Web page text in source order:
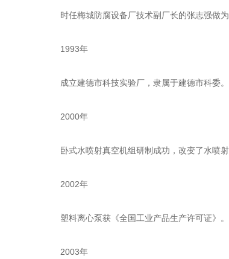
时任梅城防腐设备厂技术副厂长的张志强做为
1993年
成立建德市科技实验厂，隶属于建德市科委。“
2000年
卧式水喷射真空机组研制成功，改变了水喷射
2002年
塑料离心泵获《全国工业产品生产许可证》。
2003年